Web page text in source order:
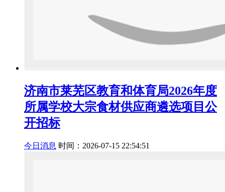
济南市莱芜区教育和体育局2026年度
所属学校大宗食材供应商遴选项目公
开招标
今日消息 时间：2026-07-15 22:54:51